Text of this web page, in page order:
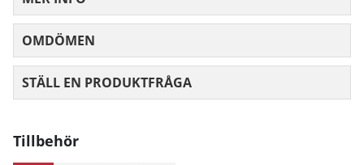
OMDÖMEN
STÄLL EN PRODUKTFRÅGA
Tillbehör